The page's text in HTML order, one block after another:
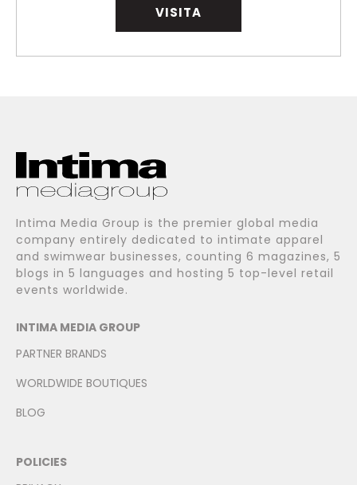
VISITA
Intima Media Group is the premier global media
company entirely dedicated to intimate apparel
and swimwear businesses, counting 6 magazines, 5
blogs in 5 languages and hosting 5 top-level retail
events worldwide.
INTIMA MEDIA GROUP
PARTNER BRANDS
WORLDWIDE BOUTIQUES
BLOG
POLICIES